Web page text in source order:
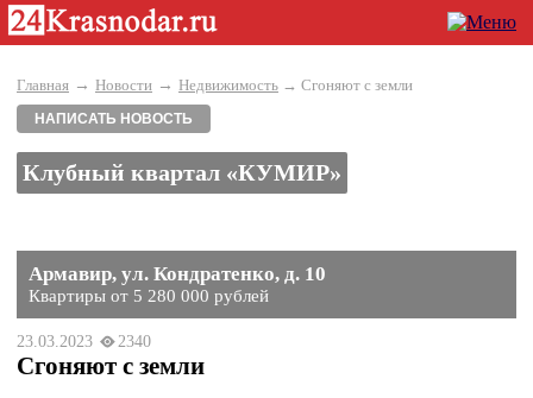
Главная → Новости → Недвижимость → Сгоняют с земли
НАПИСАТЬ НОВОСТЬ
Клубный квартал «КУМИР»
Армавир, ул. Кондратенко, д. 10
Квартиры от 5 280 000 рублей
23.03.2023 2340
Сгоняют с земли